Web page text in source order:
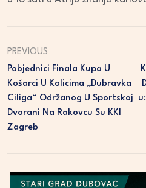
PREVIOUS
Pobjednici Finala Kupa U
Košarci U Kolicima „Dubravka
Ciliga“ Održanog U Sportskoj
Dvorani Na Rakovcu Su KKI
Zagreb